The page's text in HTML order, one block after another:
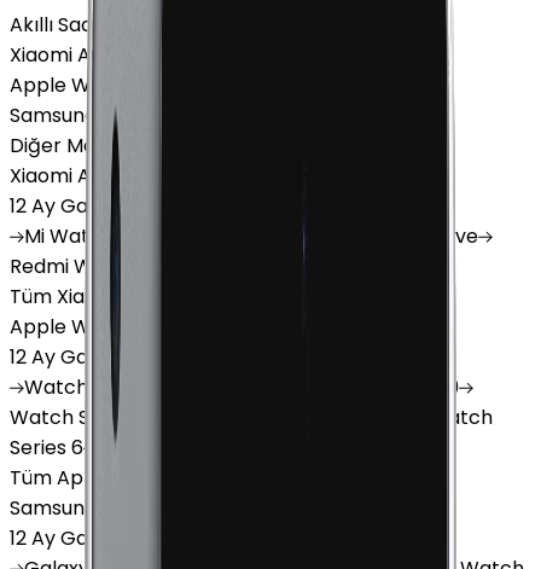
Akıllı Saat ve Bileklik
Xiaomi Akıllı Saat
Apple Watch
Samsung Watch
Diğer Markalar
Xiaomi Akıllı Saat
12 Ay Garanti
MiWatch Redmi
Watch 3 Active
RedmiWatch 5 Lite
Tüm Xiaomi Akıllı Saat'lar
Apple Watch
12 Ay Garanti
Watch
Ultra
Series 9
WatchSeries 8
Watch
Series 6
Watch
Tüm Apple Watch'lar
Samsung Watch
12 Ay Garanti